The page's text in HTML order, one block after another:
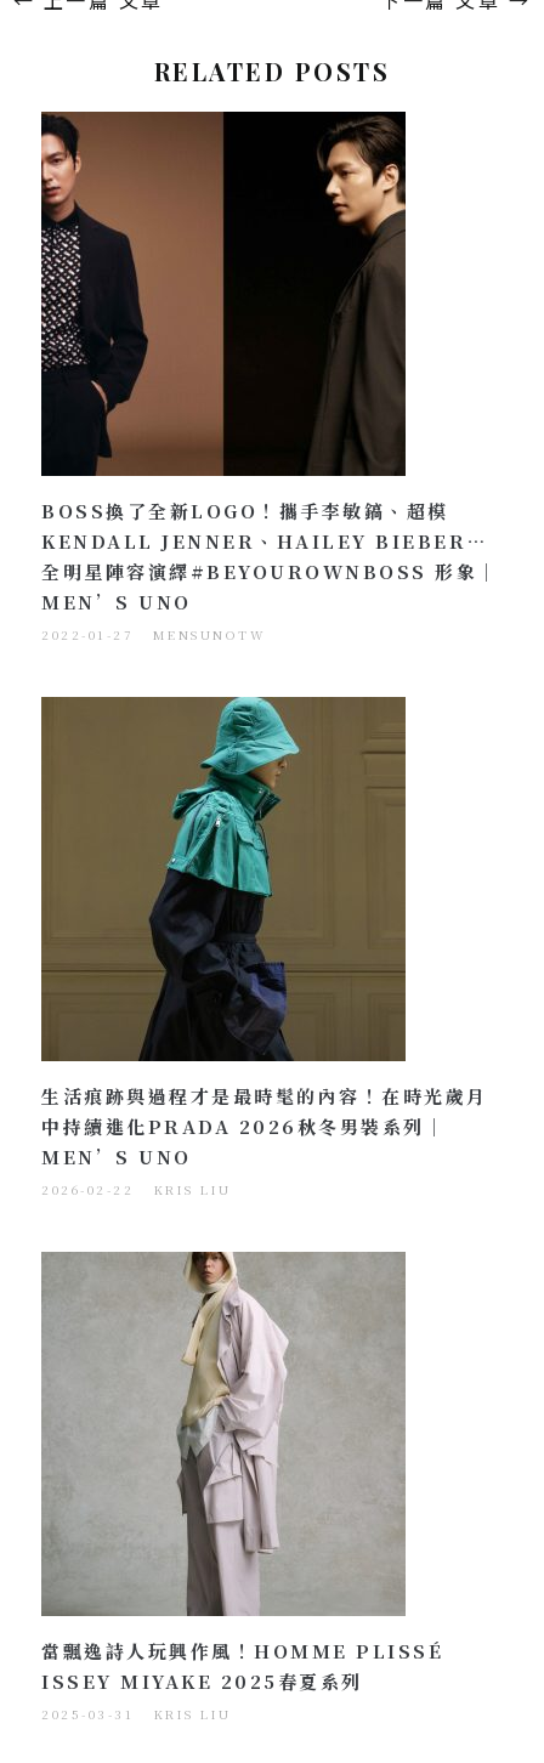
RELATED POSTS
BOSS換了全新LOGO！攜手李敏鎬、超模
KENDALL JENNER、HAILEY BIEBER…
全明星陣容演繹#BEYOUROWNBOSS 形象｜
MEN’S UNO
2022-01-27 MENSUNOTW
生活痕跡與過程才是最時髦的內容！在時光歲月
中持續進化PRADA 2026秋冬男裝系列｜
MEN’S UNO
2026-02-22 KRIS LIU
當飄逸詩人玩興作風！HOMME PLISSÉ
ISSEY MIYAKE 2025春夏系列
2025-03-31 KRIS LIU